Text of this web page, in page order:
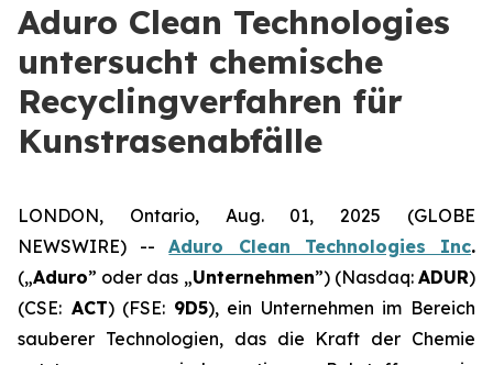
Aduro Clean Technologies
untersucht chemische
Recyclingverfahren für
Kunstrasenabfälle
LONDON, Ontario, Aug. 01, 2025 (GLOBE
NEWSWIRE) --Aduro Clean Technologies Inc.
(„Aduro” oder das „Unternehmen”) (Nasdaq:ADUR)
(CSE: ACT) (FSE: 9D5), ein Unternehmen im Bereich
sauberer Technologien, das die Kraft der Chemie